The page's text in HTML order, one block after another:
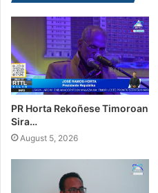
PR Horta Rekoñese Timoroan
Sira…
August 5, 2026